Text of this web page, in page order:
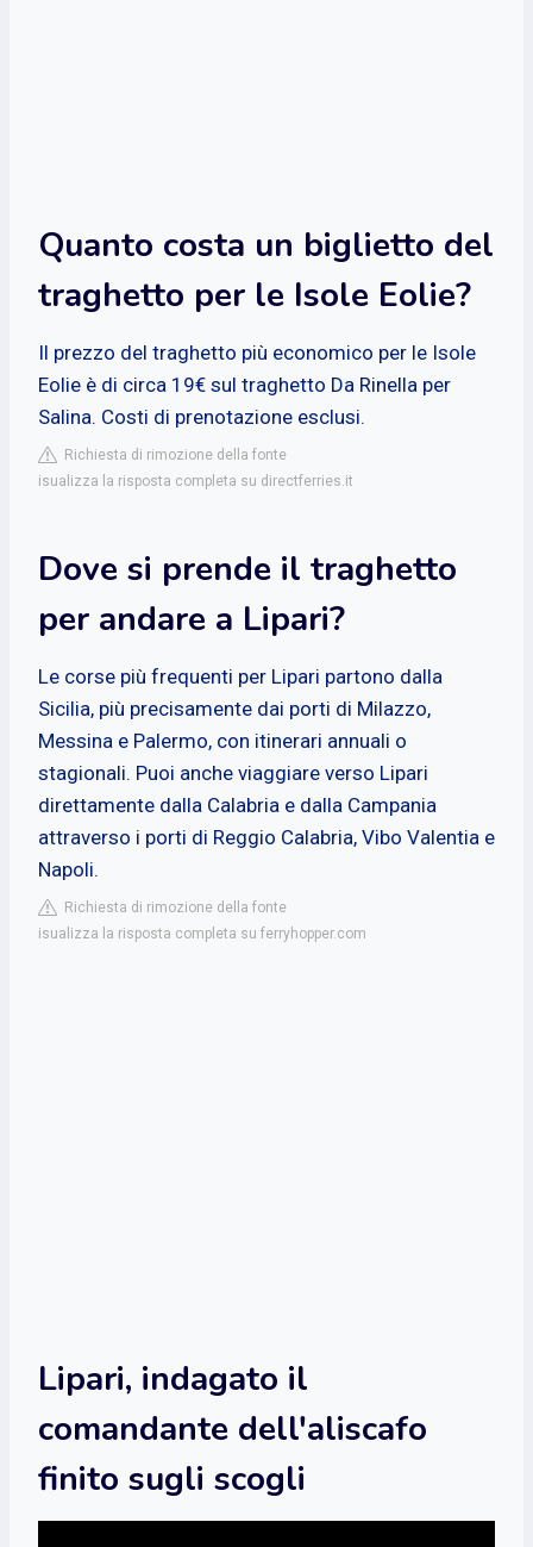
Quanto costa un biglietto del
traghetto per le Isole Eolie?
Il prezzo del traghetto più economico per le Isole
Eolie è di circa 19€ sul traghetto Da Rinella per
Salina. Costi di prenotazione esclusi.
Richiesta di rimozione della fonte
isualizza la risposta completa su directferries.it
Dove si prende il traghetto
per andare a Lipari?
Le corse più frequenti per Lipari partono dalla
Sicilia, più precisamente dai porti di Milazzo,
Messina e Palermo, con itinerari annuali o
stagionali. Puoi anche viaggiare verso Lipari
direttamente dalla Calabria e dalla Campania
attraverso i porti di Reggio Calabria, Vibo Valentia e
Napoli.
Richiesta di rimozione della fonte
isualizza la risposta completa su ferryhopper.com
Lipari, indagato il
comandante dell'aliscafo
finito sugli scogli